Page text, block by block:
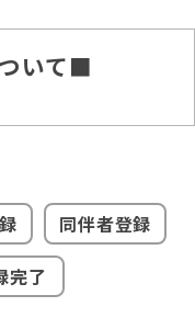
いて■
同伴者登録
完了